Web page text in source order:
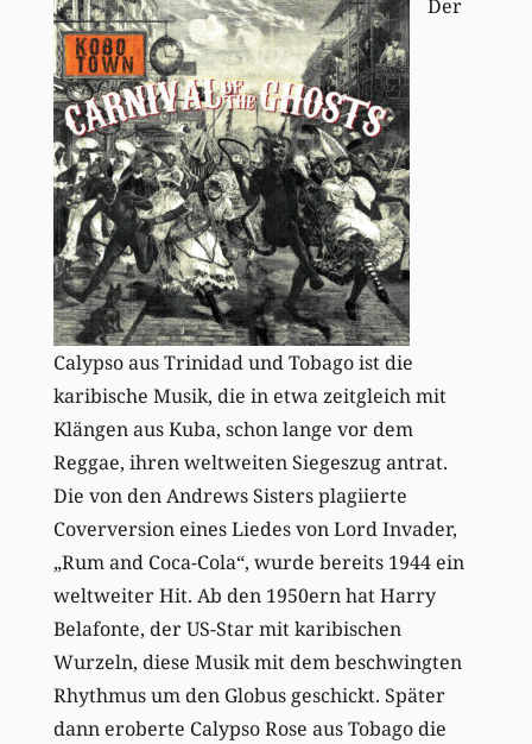
Der
Calypso aus Trinidad und Tobago ist die
karibische Musik, die in etwa zeitgleich mit
Klängen aus Kuba, schon lange vor dem
Reggae, ihren weltweiten Siegeszug antrat.
Die von den Andrews Sisters plagiierte
Coverversion eines Liedes von Lord Invader,
„Rum and Coca-Cola“, wurde bereits 1944 ein
weltweiter Hit. Ab den 1950ern hat Harry
Belafonte, der US-Star mit karibischen
Wurzeln, diese Musik mit dem beschwingten
Rhythmus um den Globus geschickt. Später
dann eroberte Calypso Rose aus Tobago die